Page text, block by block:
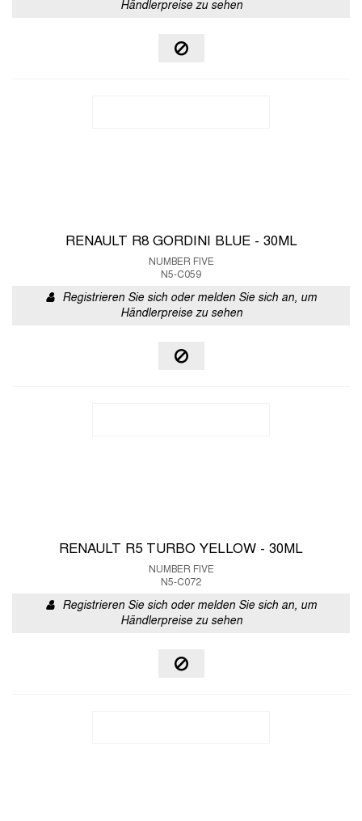
Händlerpreise zu sehen
RENAULT R8 GORDINI BLUE - 30ML
NUMBER FIVE
N5-C059
Registrieren Sie sich oder melden Sie sich an, um
Händlerpreise zu sehen
RENAULT R5 TURBO YELLOW - 30ML
NUMBER FIVE
N5-C072
Registrieren Sie sich oder melden Sie sich an, um
Händlerpreise zu sehen